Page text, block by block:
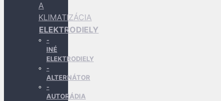
A
KLIMATIZÁCIA
ELEKTRODIELY
INÉ
ELEKTRODIELY
ALTERNÁTOR
AUTORÁDIA